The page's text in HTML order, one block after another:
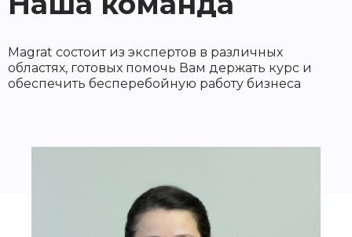
Magrat состоит из экспертов в различных
областях, готовых помочь Вам держать курс и
обеспечить бесперебойную работу бизнеса